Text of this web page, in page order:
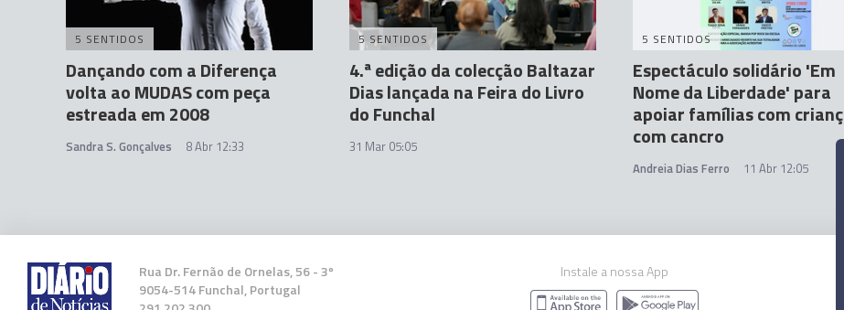
5 SENTIDOS
Dançando com a Diferença
volta ao MUDAS com peça
estreada em 2008
Sandra S. Gonçalves 8 Abr 12:33
5 SENTIDOS
4.ª edição da colecção Baltazar
Dias lançada na Feira do Livro
do Funchal
31 Mar 05:05
5 SENTIDOS
Espectáculo solidário 'Em
Nome da Liberdade' para
apoiar famílias com
com cancro
Andreia Dias Ferro 11 Abr 12:05
Rua Dr. Fernão de Ornelas, 56 - 3º
9054-514 Funchal, Portugal
Instale a nossa App